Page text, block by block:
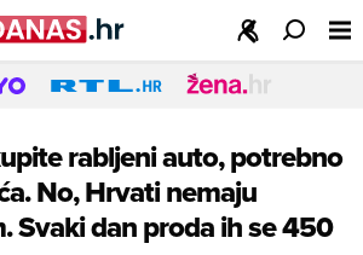
rabljeni auto, potrebno
No, Hrvati nemaju
Svaki dan proda ih se 450